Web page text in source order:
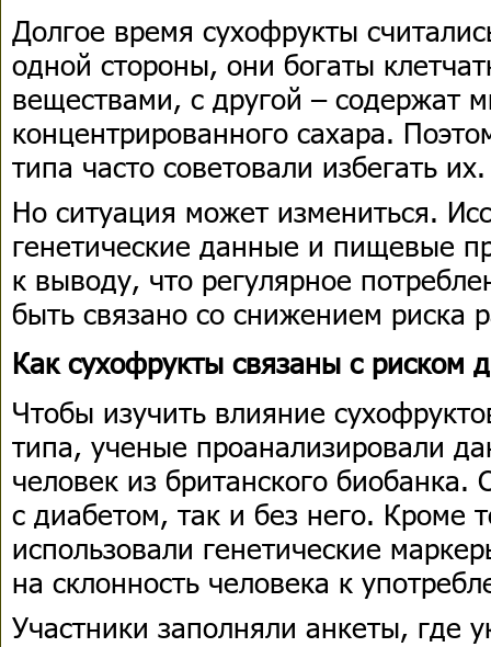
Долгое время сухофрукты
одной стороны, они богаты
веществами, с другой – содержат
концентрированного сахара.
типа часто советовали избегать их.
Но ситуация может измениться.
генетические данные и пищевые
к выводу, что регулярное
быть связано со снижением риска
Как сухофрукты связаны с риском
Чтобы изучить влияние
типа, ученые проанализировали
человек из британского
с диабетом, так и без него. Кроме
использовали генетические
на склонность человека к
Участники заполняли анкеты, где